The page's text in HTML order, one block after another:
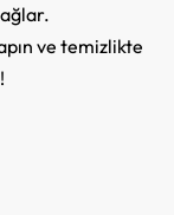
ve temizlikte